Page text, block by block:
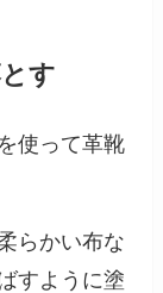
す
使って革靴
らかい布な
すように塗